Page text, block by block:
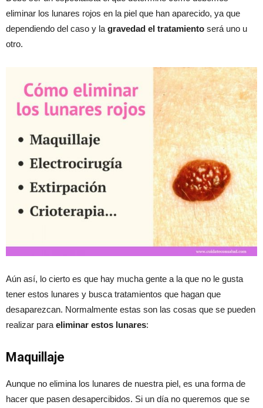
eliminar los lunares rojos en la piel que han aparecido, ya que
dependiendo del caso y la gravedad el tratamiento será uno u
otro.
Aún así, lo cierto es que hay mucha gente a la que no le gusta
tener estos lunares y busca tratamientos que hagan que
desaparezcan. Normalmente estas son las cosas que se pueden
realizar para eliminar estos lunares:
Maquillaje
Aunque no elimina los lunares de nuestra piel, es una forma de
hacer que pasen desapercibidos. Si un día no queremos que se